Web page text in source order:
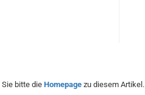
bitte die Homepage zu diesem Artikel.